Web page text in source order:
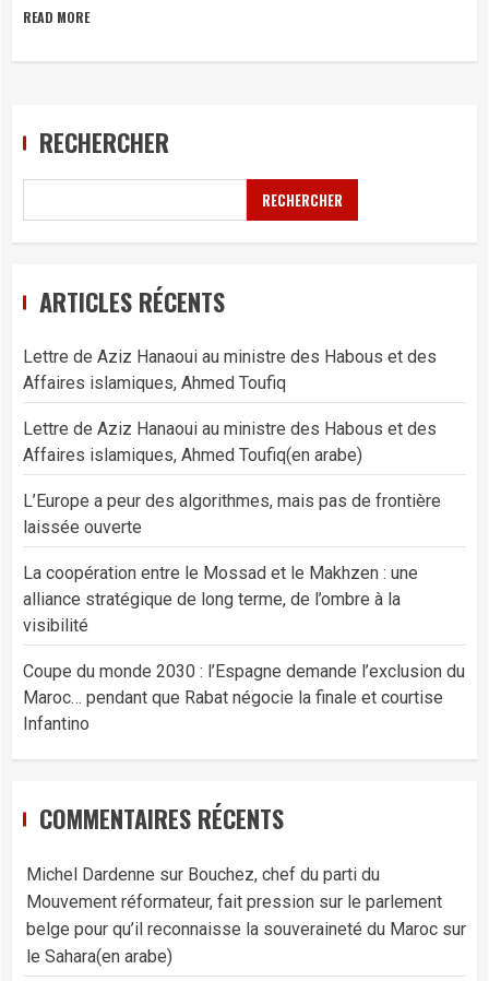
READ MORE
RECHERCHER
RECHERCHER
ARTICLES RÉCENTS
Lettre de Aziz Hanaoui au ministre des Habous et des
Affaires islamiques, Ahmed Toufiq
Lettre de Aziz Hanaoui au ministre des Habous et des
Affaires islamiques, Ahmed Toufiq(en arabe)
L’Europe a peur des algorithmes, mais pas de frontière
laissée ouverte
La coopération entre le Mossad et le Makhzen : une
alliance stratégique de long terme, de l’ombre à la
visibilité
Coupe du monde 2030 : l’Espagne demande l’exclusion du
Maroc… pendant que Rabat négocie la finale et courtise
Infantino
COMMENTAIRES RÉCENTS
Michel Dardenne sur Bouchez, chef du parti du
Mouvement réformateur, fait pression sur le parlement
belge pour qu’il reconnaisse la souveraineté du Maroc sur
le Sahara(en arabe)